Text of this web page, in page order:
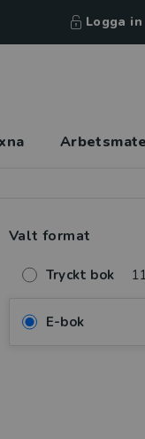
Logga in
Valt format
Tryckt bok
E-bok